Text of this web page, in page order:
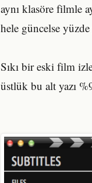
aynı klasöre filmle
hele güncelse
Sıkı bir eski film
üstlük bu alt yazı